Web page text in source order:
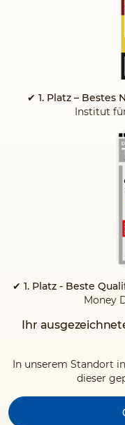
✔ 1. Platz –
Institut
✔ 1. Platz - Beste
Money
Ihr
In unserem Standort
dieser